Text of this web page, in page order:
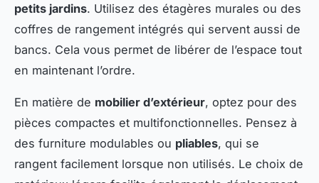
petits jardins. Utilisez des étagères murales ou des
coffres de rangement intégrés qui servent aussi de
bancs. Cela vous permet de libérer de l’espace tout
en maintenant l’ordre.
En matière de mobilier d’extérieur, optez pour des
pièces compactes et multifonctionnelles. Pensez à
des furniture modulables ou pliables, qui se
rangent facilement lorsque non utilisés. Le choix de